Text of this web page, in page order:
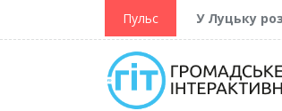
Пульс У Луцьку